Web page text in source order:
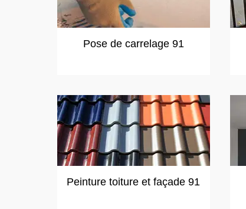
Pose de carrelage 91
Peinture toiture et façade 91